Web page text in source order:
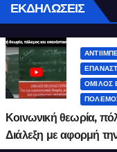
ΕΚΔΗΛΩΣΕΙΣ
ΌΜΙΛΟΣ
Κοινωνική θεωρία,
Διάλεξη με αφορμή